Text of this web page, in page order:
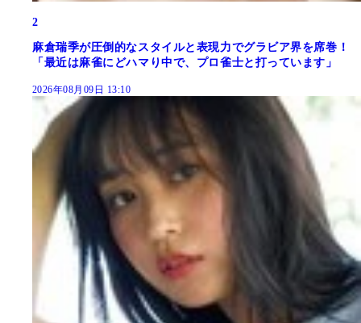
2
麻倉瑞季が圧倒的なスタイルと表現力でグラビア界を席巻！
「最近は麻雀にどハマり中で、プロ雀士と打っています」
2026年08月09日 13:10